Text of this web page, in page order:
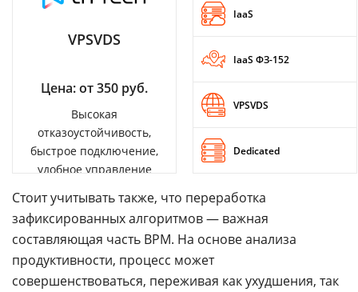
VPSVDS
Цена: от 350 руб.
Высокая
отказоустойчивость,
быстрое подключение,
удобное управление
IaaS
IaaS ФЗ-152
VPSVDS
Dedicated
Стоит учитывать также, что переработка
зафиксированных алгоритмов — важная
составляющая часть BPM. На основе анализа
продуктивности, процесс может
совершенствоваться, переживая как ухудшения, так